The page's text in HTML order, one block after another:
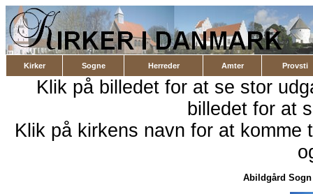
Kirker Sogne Herreder Amter Provsti
Klik på billedet for at se stor
billedet for at
Klik på kirkens navn for at
Abildgård Sogn